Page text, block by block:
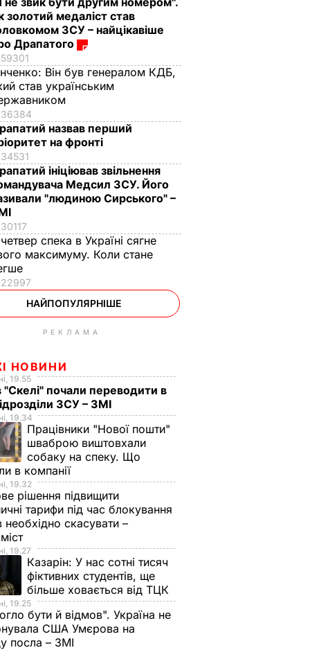
золотий медаліст став
ЗСУ – найцікавіше
Драпатого
59301
Він був генералом КДБ,
став українським
36384
назвав перший
на фронті
34531
ініціював звільнення
Медсил ЗСУ. Його
"людиною Сирського" –
30117
спека в Україні сягне
максимуму. Коли стане
22997
НАЙПОПУЛЯРНІШЕ
РЕКЛАМА
НОВИНИ
19.55
"Скелі" почали переводити в
ЗСУ – ЗМІ
19.34
Працівники "Нової пошти"
шваброю виштовхали
собаку на спеку. Що
в компанії
19.32
рішення підвищити
тарифи під час блокування
необхідно скасувати –
19.27
Казарін: У нас сотні тисяч
фіктивних студентів, ще
більше ховається від ТЦК
19.25
бути й відмов". Україна не
США Умєрова на
посла – ЗМІ